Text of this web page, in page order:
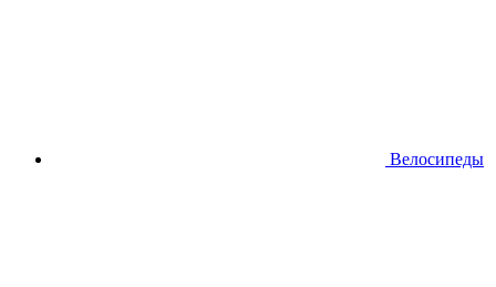
Велосипеды